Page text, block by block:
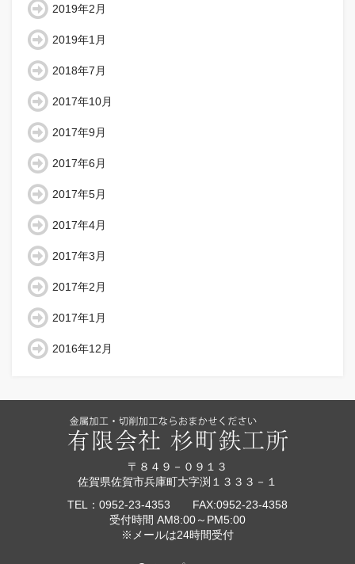
2019年2月
2019年1月
2018年7月
2017年10月
2017年9月
2017年6月
2017年5月
2017年4月
2017年3月
2017年2月
2017年1月
2016年12月
〒８４９－０９１３
佐賀県佐賀市兵庫町大字渕１３３３－１
TEL：0952-23-4353 FAX:0952-23-4358
受付時間 AM8:00～PM5:00
※メールは24時間受付